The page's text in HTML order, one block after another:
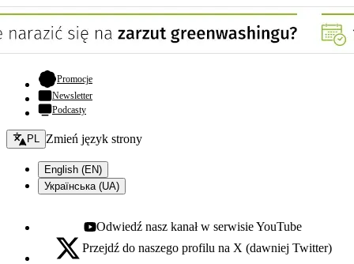
Promocje- otwiera się w nowej karcie
Newsletter
Podcasty
Zmień język - bieżący:
PL Zmień język strony
English (EN)
Українська (UA)
Youtube - otwiera się w nowej karcie
Odwiedź nasz kanał w serwisie YouTube
X - otwiera się w nowej karcie
Przejdź do naszego profilu na X (dawniej Twitter)